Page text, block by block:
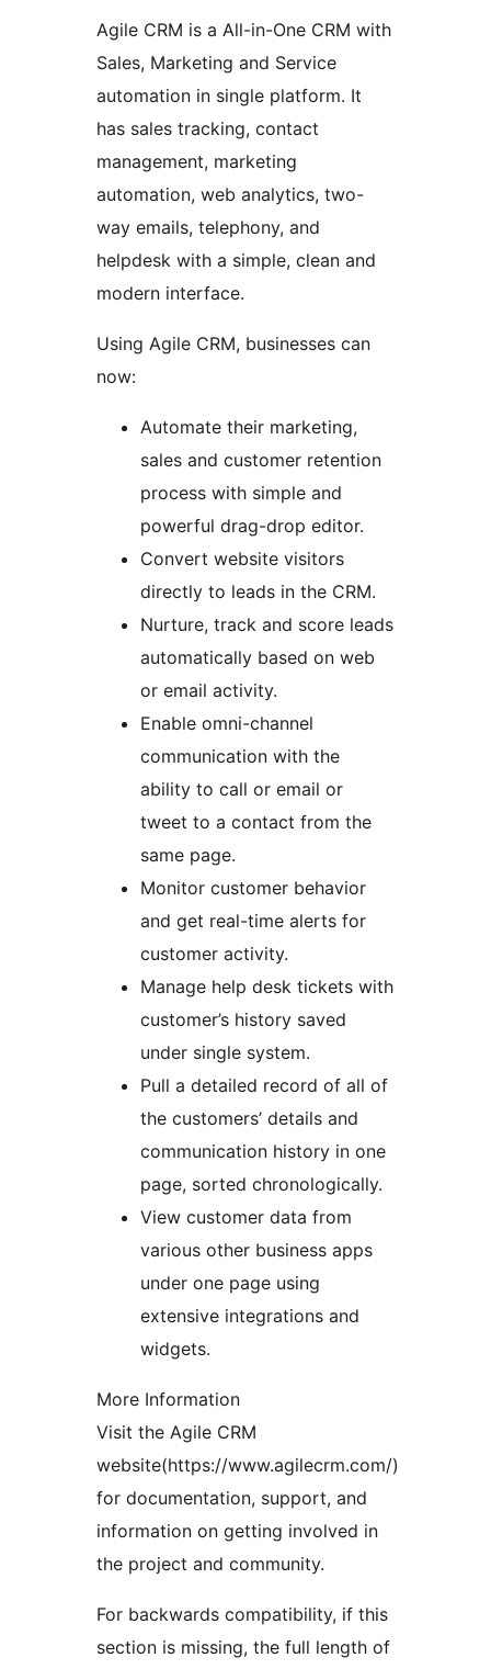
Agile CRM is a All-in-One CRM with
Sales, Marketing and Service
automation in single platform. It
has sales tracking, contact
management, marketing
automation, web analytics, two-
way emails, telephony, and
helpdesk with a simple, clean and
modern interface.
Using Agile CRM, businesses can
now:
Automate their marketing,
sales and customer retention
process with simple and
powerful drag-drop editor.
Convert website visitors
directly to leads in the CRM.
Nurture, track and score leads
automatically based on web
or email activity.
Enable omni-channel
communication with the
ability to call or email or
tweet to a contact from the
same page.
Monitor customer behavior
and get real-time alerts for
customer activity.
Manage help desk tickets with
customer’s history saved
under single system.
Pull a detailed record of all of
the customers’ details and
communication history in one
page, sorted chronologically.
View customer data from
various other business apps
under one page using
extensive integrations and
widgets.
More Information
Visit the Agile CRM
website(https://www.agilecrm.com/)
for documentation, support, and
information on getting involved in
the project and community.
For backwards compatibility, if this
section is missing, the full length of